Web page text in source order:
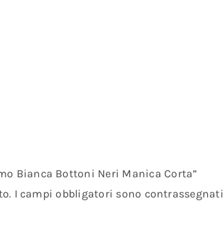
Bianca Bottoni Neri Manica Corta”
I campi obbligatori sono contrassegnati